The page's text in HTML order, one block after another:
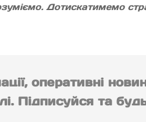
Дотискатимемо
оперативні
Підписуйся та